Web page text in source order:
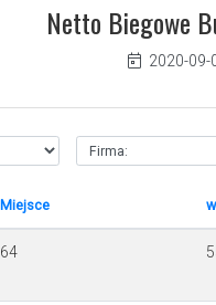
Netto Biegowe
2020-09-
Miejsce
64